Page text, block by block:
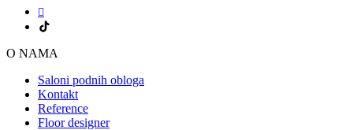
O NAMA
Saloni podnih obloga
Kontakt
Reference
Floor designer